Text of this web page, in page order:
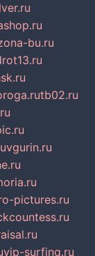
bu.ru
tb02.ru
vgurin.ru
pictures.ru
vip-surfing.ru